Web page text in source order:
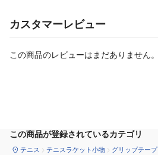
カスタマーレビュー
この商品のレビューはまだありません。
この商品が登録されているカテゴリ
テニス テニスラケット小物 グリップテープ